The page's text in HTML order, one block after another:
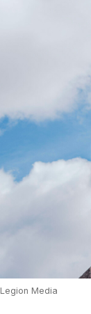
Legion Media